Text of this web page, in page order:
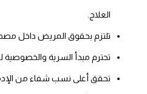
العلاج.
تلتزم بحقوق المريض داخل
تحترم مبدأ السرية والخصوصية
تحقق أعلى نسب شفاء من